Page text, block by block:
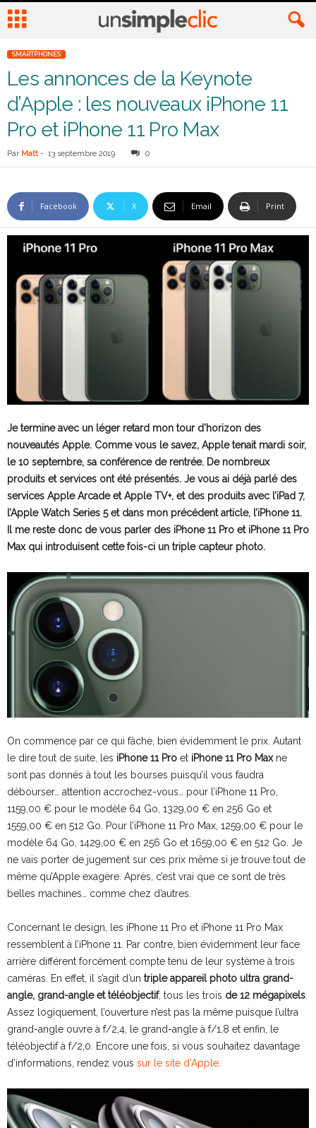
SMARTPHONES
Les annonces de la Keynote
d’Apple : les nouveaux iPhone 11
Pro et iPhone 11 Pro Max
Par Matt - 13 septembre 2019 0
Facebook X Email Print
Je termine avec un léger retard mon tour d’horizon des
nouveautés Apple. Comme vous le savez, Apple tenait mardi soir,
le 10 septembre, sa conférence de rentrée. De nombreux
produits et services ont été présentés. Je vous ai déjà parlé des
services Apple Arcade et Apple TV+, et des produits avec l’iPad 7,
l’Apple Watch Series 5 et dans mon précédent article, l’iPhone 11.
Il me reste donc de vous parler des iPhone 11 Pro et iPhone 11 Pro
Max qui introduisent cette fois-ci un triple capteur photo.
On commence par ce qui fâche, bien évidemment le prix. Autant
le dire tout de suite, les iPhone 11 Pro et iPhone 11 Pro Maxne
sont pas donnés à tout les bourses puisqu’il vous faudra
débourser… attention accrochez-vous… pour l’iPhone 11 Pro,
1159,00 € pour le modèle 64 Go, 1329,00 € en 256 Go et
1559,00 € en 512 Go. Pour l’iPhone 11 Pro Max, 1259,00 € pour le
modèle 64 Go, 1429,00 € en 256 Go et 1659,00 € en 512 Go. Je
ne vais porter de jugement sur ces prix même si je trouve tout de
même qu’Apple exagère. Après, c’est vrai que ce sont de très
belles machines… comme chez d’autres.
Concernant le design, les iPhone 11 Pro et iPhone 11 Pro Max
ressemblent à l’iPhone 11. Par contre, bien évidemment leur face
arrière différent forcément compte tenu de leur système à trois
caméras. En effet, il s’agit d’un triple appareil photo ultra grand-
angle, grand-angle et téléobjectif, tous les trois de 12 mégapixels
Assez logiquement, l’ouverture n’est pas la même puisque l’ultra
grand-angle ouvre à f/2,4, le grand-angle à f/1,8 et enfin, le
téléobjectif à f/2,0. Encore une fois, si vous souhaitez davantage
d’informations, rendez vous sur le site d’Apple